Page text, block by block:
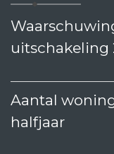
uitschakeling
Aantal
halfjaar